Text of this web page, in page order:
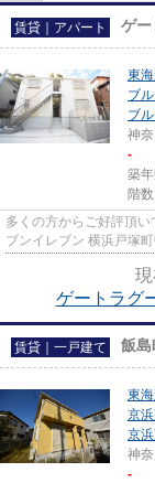
賃貸｜アパート ゲー
東
ブ
ブ
神
-
築
階
多くの方からご好評頂
ブンイレブン 横浜戸塚
ゲートラグ
賃貸｜一戸建て 飯島
東
京
京
神
-